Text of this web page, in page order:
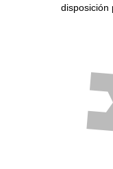
disposición